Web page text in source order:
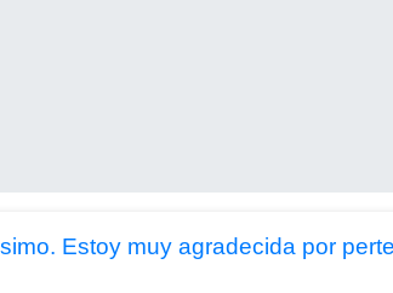
Estoy muy agradecida por